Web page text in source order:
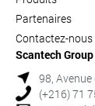
Partenaires
Contactez-nous
Scantech Group
98, Avenue
(+216) 71